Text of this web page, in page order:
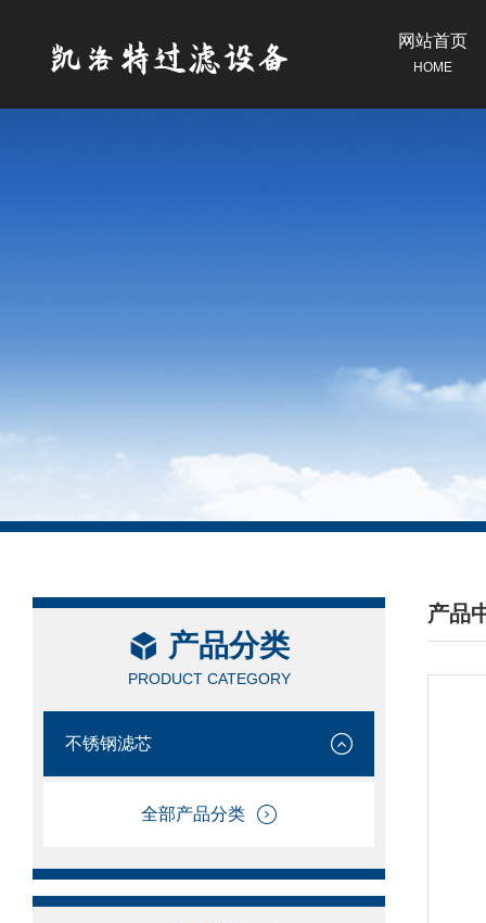
网站首页
HOME
产品分类
PRODUCT CATEGORY
不锈钢滤芯
全部产品分类
产品
/